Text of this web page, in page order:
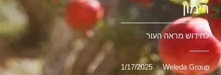
רימון
לחידוש מראה העור
Weleda Group
·
1/17/2025